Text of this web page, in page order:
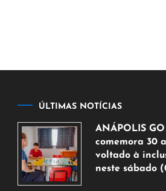
ÚLTIMAS NOTÍCIAS
ANÁPOLIS
comemora 30
voltado à
neste sábado